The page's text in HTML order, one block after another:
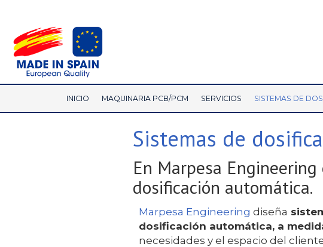
INICIO MAQUINARIA PCB/PCM SERVICIOS SISTEMAS DE
Sistemas de
En Marpesa
dosificación automática.
Marpesa Engineering diseña
dosificación automática, a
necesidades y el espacio del